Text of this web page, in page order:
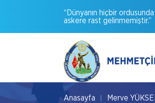
“Dünyanın hiçbir ordusunda
askere rast gelinmemiştir.”
Anasayfa Merve YÜKSEL